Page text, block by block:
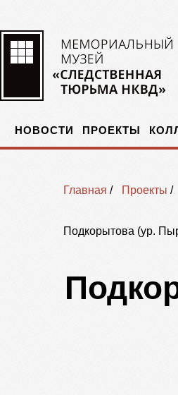
НОВОСТИ ПРОЕКТЫ
Главная / Проекты /
Подкорытова (ур.